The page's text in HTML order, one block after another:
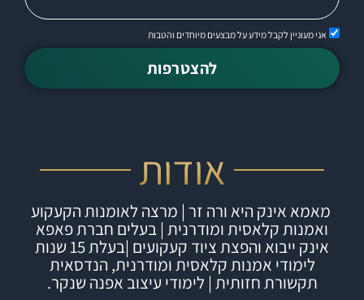
אני מעוניין לקבל מידע על מבצעים מיוחדים והטבות
להצטרפות
אודות
מאמא אינק היא ורה זר | מרצה לאומנות הקעקוע
ואמנות קלאסית ומודרנית | בעלים חברתפאפא
אינק ייבוא והפצת ציוד קעקועים |
בעלת 15 שנות
לימודי אמנות קלאסית ומודרנית, הנדסאית
תקשורת חזותית | לימודי עיצוב אפנה שנקר.